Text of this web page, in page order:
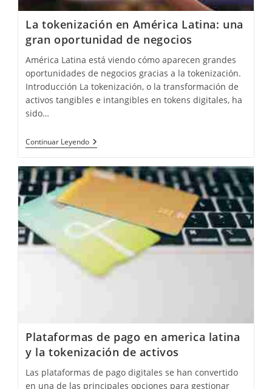
La tokenización en América Latina: una
gran oportunidad de negocios
América Latina está viendo cómo aparecen grandes
oportunidades de negocios gracias a la tokenización.
Introducción La tokenización, o la transformación de
activos tangibles e intangibles en tokens digitales, ha
sido…
Continuar LeyendoLa
Tokenización
América
Latina:
Oportunidad
De
Negocios
Plataformas de pago en america latina
y la tokenización de activos
Las plataformas de pago digitales se han convertido
en una de las principales opciones para gestionar